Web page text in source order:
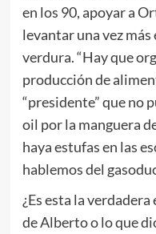
en los 90, apoyar a
levantar una vez
verdura. “Hay que
producción de
“presidente” que no
oil por la manguera
haya estufas en las
hablemos del
¿Es esta la
de Alberto o lo que